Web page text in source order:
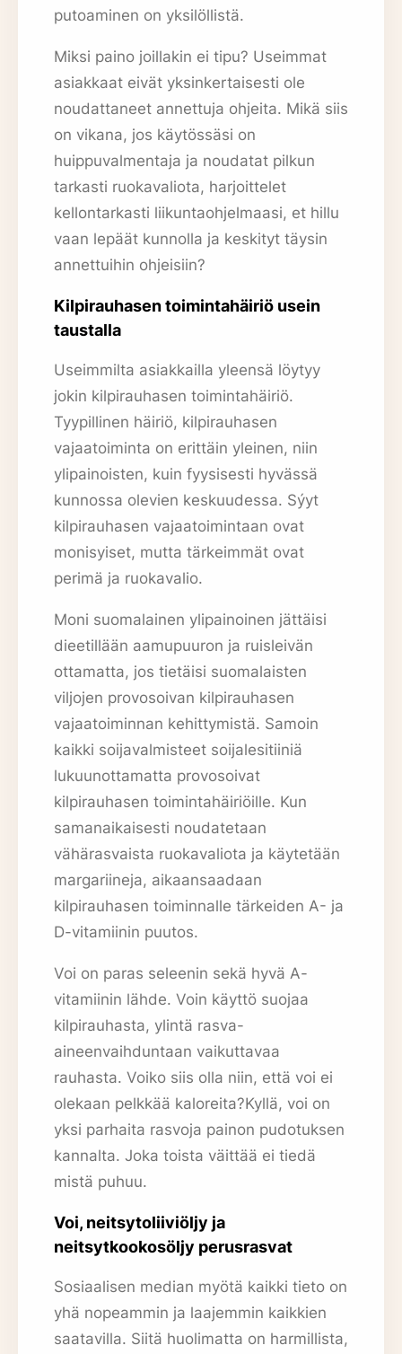
putoaminen on yksilöllistä.
Miksi paino joillakin ei tipu? Useimmat
asiakkaat eivät yksinkertaisesti ole
noudattaneet annettuja ohjeita. Mikä siis
on vikana, jos käytössäsi on
huippuvalmentaja ja noudatat pilkun
tarkasti ruokavaliota, harjoittelet
kellontarkasti liikuntaohjelmaasi, et hillu
vaan lepäät kunnolla ja keskityt täysin
annettuihin ohjeisiin?
Kilpirauhasen toimintahäiriö usein
taustalla
Useimmilta asiakkailla yleensä löytyy
jokin kilpirauhasen toimintahäiriö.
Tyypillinen häiriö, kilpirauhasen
vajaatoiminta on erittäin yleinen, niin
ylipainoisten, kuin fyysisesti hyvässä
kunnossa olevien keskuudessa. Sýyt
kilpirauhasen vajaatoimintaan ovat
monisyiset, mutta tärkeimmät ovat
perimä ja ruokavalio.
Moni suomalainen ylipainoinen jättäisi
dieetillään aamupuuron ja ruisleivän
ottamatta, jos tietäisi suomalaisten
viljojen provosoivan kilpirauhasen
vajaatoiminnan kehittymistä. Samoin
kaikki soijavalmisteet soijalesitiiniä
lukuunottamatta provosoivat
kilpirauhasen toimintahäiriöille. Kun
samanaikaisesti noudatetaan
vähärasvaista ruokavaliota ja käytetään
margariineja, aikaansaadaan
kilpirauhasen toiminnalle tärkeiden A- ja
D-vitamiinin puutos.
Voi on paras seleenin sekä hyvä A-
vitamiinin lähde. Voin käyttö suojaa
kilpirauhasta, ylintä rasva-
aineenvaihduntaan vaikuttavaa
rauhasta. Voiko siis olla niin, että voi ei
olekaan pelkkää kaloreita?Kyllä, voi on
yksi parhaita rasvoja painon pudotuksen
kannalta. Joka toista väittää ei tiedä
mistä puhuu.
Voi, neitsytoliiviöljy ja
neitsytkookosöljy perusrasvat
Sosiaalisen median myötä kaikki tieto on
yhä nopeammin ja laajemmin kaikkien
saatavilla. Siitä huolimatta on harmillista,